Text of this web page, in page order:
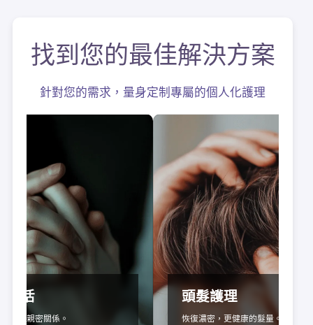
找到您的最佳解決方案
針對您的需求，量身定制專屬的個人化護理
生活
想的親密關係。
頭髮護理
恢復濃密，更健康的髮量。